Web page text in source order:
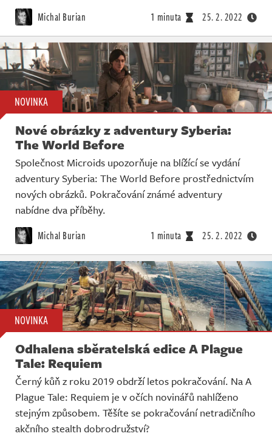
Michal Burian 1 minuta 25. 2. 2022
NOVINKA
Nové obrázky z adventury Syberia:
The World Before
Společnost Microids upozorňuje na blížící se vydání
adventury Syberia: The World Before prostřednictvím
nových obrázků. Pokračování známé adventury
nabídne dva příběhy.
Michal Burian 1 minuta 25. 2. 2022
NOVINKA
Odhalena sběratelská edice A Plague
Tale: Requiem
Černý kůň z roku 2019 obdrží letos pokračování. Na A
Plague Tale: Requiem je v očích novinářů nahlíženo
stejným způsobem. Těšíte se pokračování netradičního
akčního stealth dobrodružství?